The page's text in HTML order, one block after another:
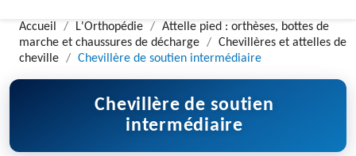
Accueil L'Orthopédie
Attelle pied : orthèses, bottes de
marche et chaussures de décharge
Chevillères et attelles de
cheville
Chevillère de soutien intermédiaire
Chevillère de soutien
intermédiaire